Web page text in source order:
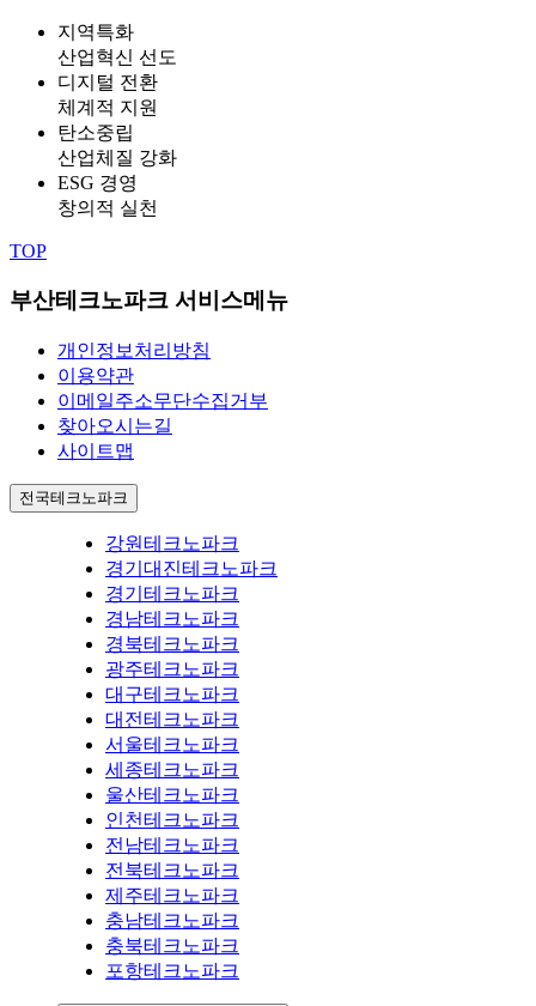
지역특화
산업혁신 선도
디지털 전환
체계적 지원
탄소중립
산업체질 강화
ESG 경영
창의적 실천
TOP
부산테크노파크 서비스메뉴
개인정보처리방침
이용약관
이메일주소무단수집거부
찾아오시는길
사이트맵
전국테크노파크
강원테크노파크
경기대진테크노파크
경기테크노파크
경남테크노파크
경북테크노파크
광주테크노파크
대구테크노파크
대전테크노파크
서울테크노파크
세종테크노파크
울산테크노파크
인천테크노파크
전남테크노파크
전북테크노파크
제주테크노파크
충남테크노파크
충북테크노파크
포항테크노파크